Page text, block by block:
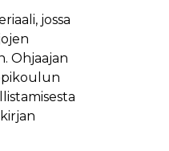
jossa
Ohjaajan